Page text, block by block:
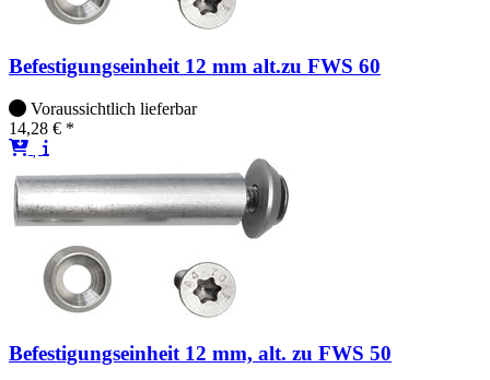
Befestigungseinheit 12 mm alt.zu FWS 60
Voraussichtlich lieferbar
14,28 € *
Befestigungseinheit 12 mm, alt. zu FWS 50